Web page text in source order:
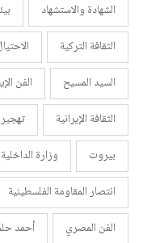
الشهادة والاستشهاد
الثقافة التركية
السيد المسيح
الفن
الثقافة الإيرانية
بيروت
وزارة الداخلية
انتصار المقاومة الفلسطينية
الفن المصري
أحمد